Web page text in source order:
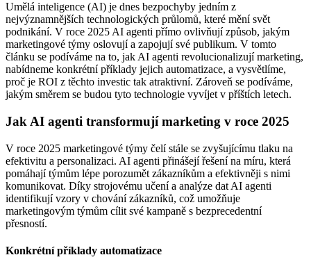
Umělá inteligence (AI) je dnes bezpochyby jedním z
nejvýznamnějších technologických průlomů, které mění svět
podnikání. V roce 2025 AI agenti přímo ovlivňují způsob, jakým
marketingové týmy oslovují a zapojují své publikum. V tomto
článku se podíváme na to, jak AI agenti revolucionalizují marketing,
nabídneme konkrétní příklady jejich automatizace, a vysvětlíme,
proč je ROI z těchto investic tak atraktivní. Zároveň se podíváme,
jakým směrem se budou tyto technologie vyvíjet v příštích letech.
Jak AI agenti transformují marketing v roce 2025
V roce 2025 marketingové týmy čelí stále se zvyšujícímu tlaku na
efektivitu a personalizaci. AI agenti přinášejí řešení na míru, která
pomáhají týmům lépe porozumět zákazníkům a efektivněji s nimi
komunikovat. Díky strojovému učení a analýze dat AI agenti
identifikují vzory v chování zákazníků, což umožňuje
marketingovým týmům cílit své kampaně s bezprecedentní
přesností.
Konkrétní příklady automatizace